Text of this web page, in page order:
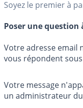
Soyez le premier à
Poser une question
Votre adresse email
vous répondent
Votre message
un administrateur